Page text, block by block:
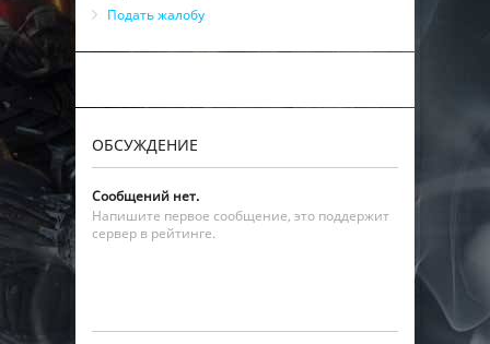
Подать жалобу
ОБСУЖДЕНИЕ
Сообщений нет.
Напишите первое сообщение, это поддержит
сервер в рейтинге.